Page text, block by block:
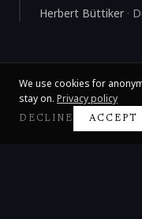
Herbert Büttiker ·
We use cookies for
stay on. Privacy policy
DECLINE ACCEPT